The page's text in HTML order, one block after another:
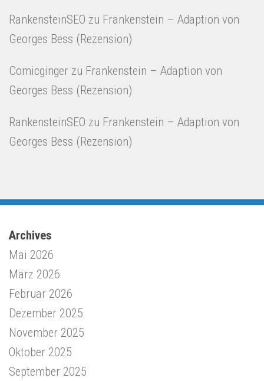
RankensteinSEO zu Frankenstein – Adaption von
Georges Bess (Rezension)
Comicginger zu Frankenstein – Adaption von
Georges Bess (Rezension)
RankensteinSEO zu Frankenstein – Adaption von
Georges Bess (Rezension)
Archives
Mai 2026
März 2026
Februar 2026
Dezember 2025
November 2025
Oktober 2025
September 2025